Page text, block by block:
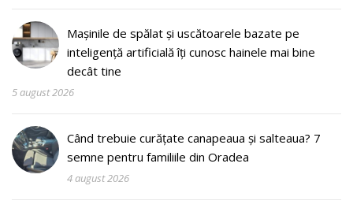
Mașinile de spălat și uscătoarele bazate pe
inteligență artificială îți cunosc hainele mai bine
decât tine
5 august 2026
Când trebuie curățate canapeaua și salteaua? 7
semne pentru familiile din Oradea
4 august 2026